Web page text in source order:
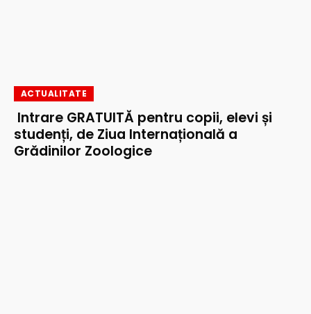
ACTUALITATE
Intrare GRATUITĂ pentru copii, elevi și
studenți, de Ziua Internațională a
Grădinilor Zoologice